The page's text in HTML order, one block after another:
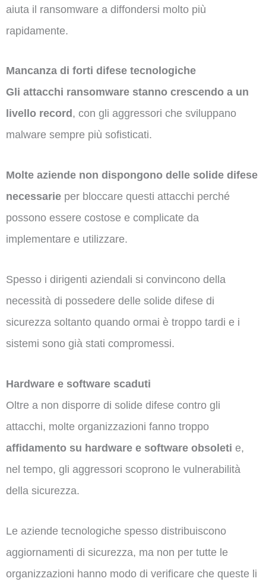
aiuta il ransomware a diffondersi molto più
rapidamente.
Mancanza di forti difese tecnologiche
Gli attacchi ransomware stanno crescendo a un
livello record, con gli aggressori che sviluppano
malware sempre più sofisticati.
Molte aziende non dispongono delle solide difese
necessarie per bloccare questi attacchi perché
possono essere costose e complicate da
implementare e utilizzare.
Spesso i dirigenti aziendali si convincono della
necessità di possedere delle solide difese di
sicurezza soltanto quando ormai è troppo tardi e i
sistemi sono già stati compromessi.
Hardware e software scaduti
Oltre a non disporre di solide difese contro gli
attacchi, molte organizzazioni fanno troppo
affidamento su hardware e software obsoleti e,
nel tempo, gli aggressori scoprono le vulnerabilità
della sicurezza.
Le aziende tecnologiche spesso distribuiscono
aggiornamenti di sicurezza, ma non per tutte le
organizzazioni hanno modo di verificare che queste li